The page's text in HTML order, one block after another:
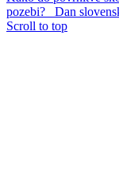
pozebi?
Dan
Scroll to top